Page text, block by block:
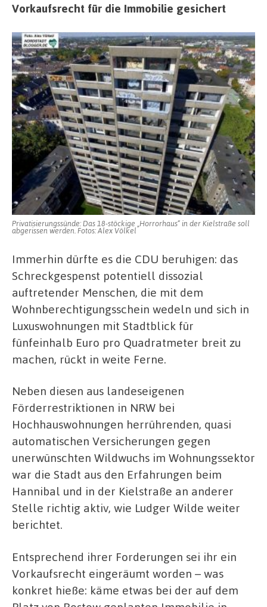
Vorkaufsrecht für die Immobilie gesichert
Privatisierungssünde: Das 18-stöckige „Horrorhaus“ in der Kielstraße soll
abgerissen werden. Fotos: Alex Völkel
Immerhin dürfte es die CDU beruhigen: das
Schreckgespenst potentiell dissozial
auftretender Menschen, die mit dem
Wohnberechtigungsschein wedeln und sich in
Luxuswohnungen mit Stadtblick für
fünfeinhalb Euro pro Quadratmeter breit zu
machen, rückt in weite Ferne.
Neben diesen aus landeseigenen
Förderrestriktionen in NRW bei
Hochhauswohnungen herrührenden, quasi
automatischen Versicherungen gegen
unerwünschten Wildwuchs im Wohnungssektor
war die Stadt aus den Erfahrungen beim
Hannibal und in der Kielstraße an anderer
Stelle richtig aktiv, wie Ludger Wilde weiter
berichtet.
Entsprechend ihrer Forderungen sei ihr ein
Vorkaufsrecht eingeräumt worden – was
konkret hieße: käme etwas bei der auf dem